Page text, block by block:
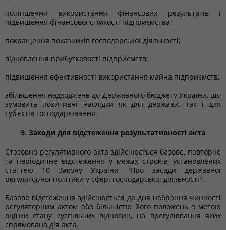
поліпшення використання фінансових результатів і
підвищення фінансової стійкості підприємства;
покращення показників господарської діяльності;
відновлення прибутковості підприємств;
підвищення ефективності використання майна підприємств;
збільшення надходжень до Державного бюджету України, що
зумовить позитивні наслідки як для держави, так і для
суб'єктів господарювання.
9. Заходи для відстеження результативності акта
Стосовно регулятивного акта здійснюється базове, повторне
та періодичне відстеження у межах строків, установлених
статтею 10 Закону України "Про засади державної
регуляторної політики у сфері господарської діяльності".
Базове відстеження здійснюється до дня набрання чинності
регуляторним актом або більшістю його положень з метою
оцінки стану суспільних відносин, на врегулювання яких
спрямована дія акта.